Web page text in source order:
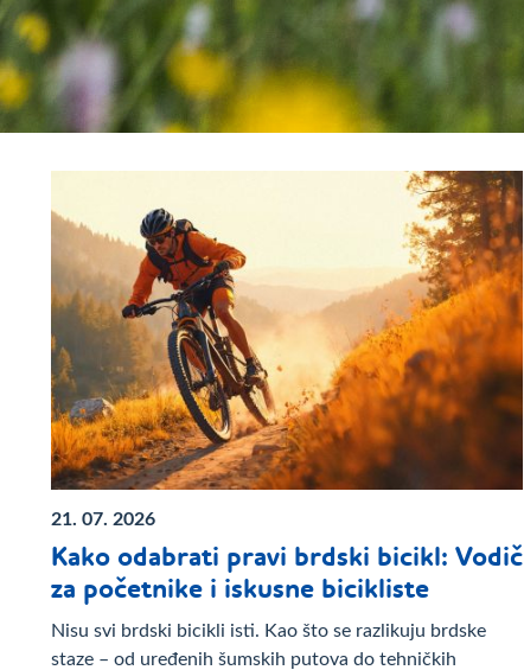
21. 07. 2026
Kako odabrati pravi brdski bicikl: Vodič
za početnike i iskusne bicikliste
Nisu svi brdski bicikli isti. Kao što se razlikuju brdske
staze – od uređenih šumskih putova do tehničkih